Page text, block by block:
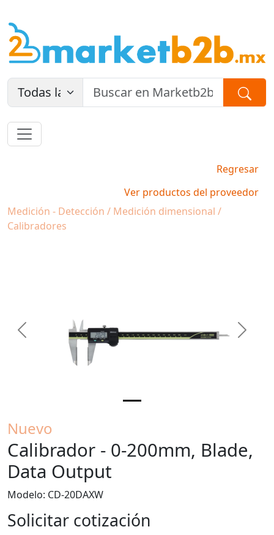
Regresar
Ver productos del proveedor
Medición - Detección / Medición dimensional /
Calibradores
Previous Next
Nuevo
Calibrador - 0-200mm, Blade,
Data Output
Modelo: CD-20DAXW
Solicitar cotización